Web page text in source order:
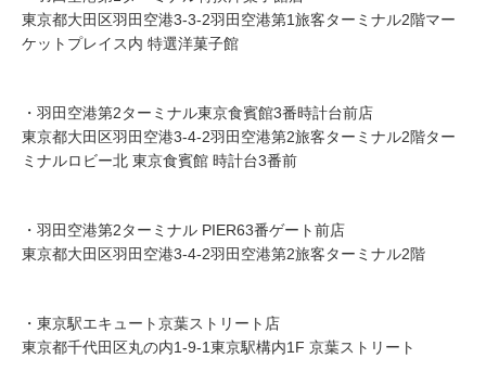
東京都大田区羽田空港3-3-2羽田空港第1旅客ターミナル2階マー
ケットプレイス内 特選洋菓子館
・羽田空港第2ターミナル東京食賓館3番時計台前店
東京都大田区羽田空港3-4-2羽田空港第2旅客ターミナル2階ター
ミナルロビー北 東京食賓館 時計台3番前
・羽田空港第2ターミナル PIER63番ゲート前店
東京都大田区羽田空港3-4-2羽田空港第2旅客ターミナル2階
・東京駅エキュート京葉ストリート店
東京都千代田区丸の内1-9-1東京駅構内1F 京葉ストリート